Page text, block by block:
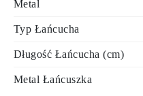
Metal
Typ Łańcucha
Długość Łańcucha (cm)
Metal Łańcuszka